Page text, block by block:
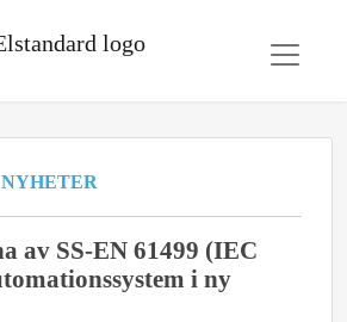
NYHETER
av SS-EN 61499 (IEC
i ny